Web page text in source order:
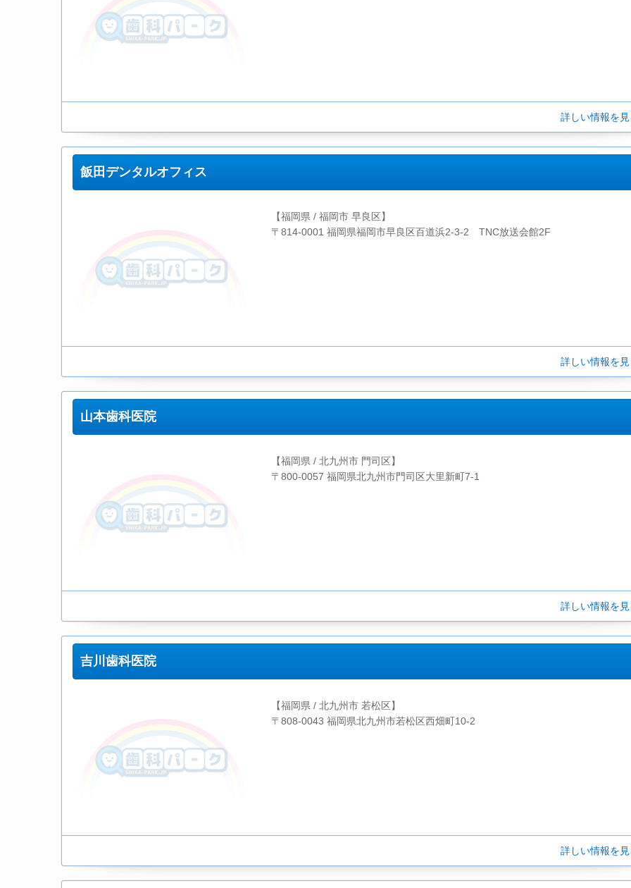
詳しい情報を
飯田デンタルオフィス
【福岡県 / 福岡市 早良区】
〒814-0001 福岡県福岡市早良区百道浜2-3-2 TNC放送会館2F
詳しい情報を
山本歯科医院
【福岡県 / 北九州市 門司区】
〒800-0057 福岡県北九州市門司区大里新町7-1
詳しい情報を
吉川歯科医院
【福岡県 / 北九州市 若松区】
〒808-0043 福岡県北九州市若松区西畑町10-2
詳しい情報を